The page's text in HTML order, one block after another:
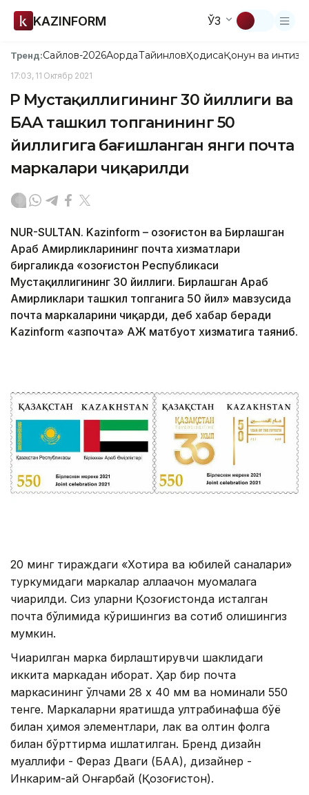
KAZINFORM ЎЗ
Тренд:Сайлов-2026АқордаТайинловҲодисаҚонун ва
17:03, 11 Октябр 2021
ҚР Мустақиллигининг 30 йиллиги ва
БАА ташкил топганининг 50
йиллигига бағишланган янги почта
маркалари чиқарилди
NUR-SULTAN. Kazinform – Қозоғистон ва Бирлашган
Араб Амирликларининг почта хизматлари
биргаликда «Қозоғистон Республикаси
Мустақиллигининг 30 йиллиги. Бирлашган Араб
Амирликлари ташкил топганига 50 йил» мавзусида
почта маркаларини чиқарди, деб хабар беради
Kazinform «Қазпочта» АЖ матбуот хизматига таяниб.
20 минг тираждаги «Хотира ва юбилей саналари»
туркумидаги маркалар аллақачон муомалага
чиқарилди. Сиз уларни Қозоғистонда исталган
почта бўлимида кўришингиз ва сотиб олишингиз
мумкин.
Чиқарилган марка бирлаштирувчи шаклидаги
иккита маркадан иборат. Ҳар бир почта
маркасининг ўлчами 28 х 40 мм ва номинали 550
тенге. Маркаларни яратишда ултрабинафша бўёқ
билан ҳимоя элементлари, лак ва олтин фолга
билан бўрттирма ишлатилган. Бренд дизайн
муаллифи - Фераз Дваги (БАА), дизайнер -
Инкарим-ай Онғарбай (Қозоғистон).